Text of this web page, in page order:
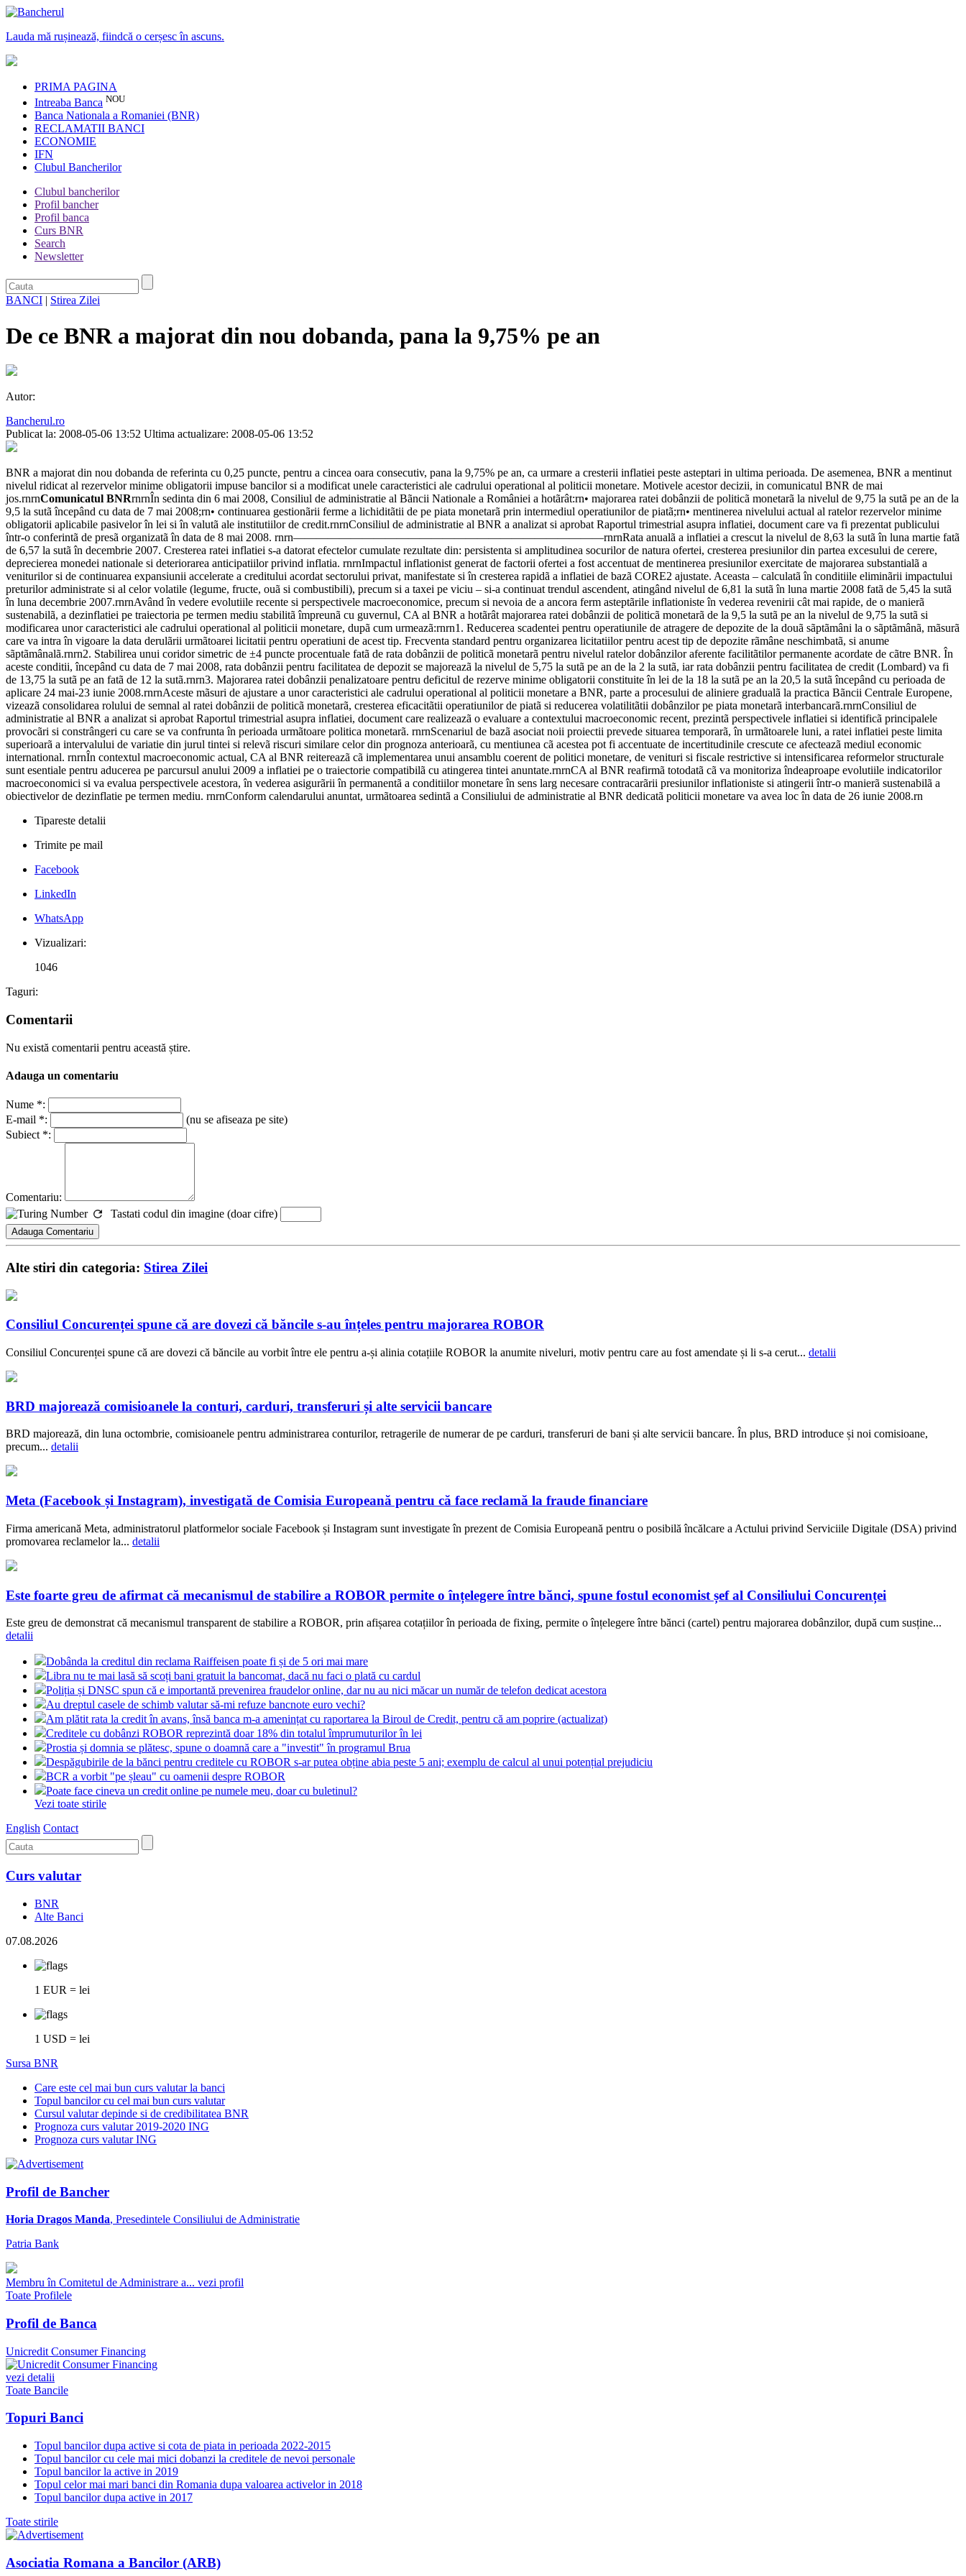
Lauda mă rușinează, fiindcă o cerșesc în ascuns.
PRIMA PAGINA
Intreaba Banca NOU
Banca Nationala a Romaniei (BNR)
RECLAMATII BANCI
ECONOMIE
IFN
Clubul Bancherilor
Clubul bancherilor
Profil bancher
Profil banca
Curs BNR
Search
Newsletter
BANCI | Stirea Zilei
De ce BNR a majorat din nou dobanda, pana la 9,75% pe an
Autor:
Bancherul.ro
Publicat la: 2008-05-06 13:52 Ultima actualizare: 2008-05-06 13:52
BNR a majorat din nou dobanda de referinta cu 0,25 puncte, pentru a cincea oara consecutiv, pana la 9,75% pe an, ca urmare a cresterii inflatiei peste asteptari in ultima perioada. De asemenea, BNR a mentinut
nivelul ridicat al rezervelor minime obligatorii impuse bancilor si a modificat unele caracteristici ale cadrului operational al politicii monetare. Motivele acestor decizii, in comunicatul BNR de mai
jos.rnrnComunicatul BNRrnrnÎn sedinta din 6 mai 2008, Consiliul de administratie al Bãncii Nationale a României a hotãrât:rn• majorarea ratei dobânzii de politicã monetarã la nivelul de 9,75 la sutã pe an de la
9,5 la sutã începând cu data de 7 mai 2008;rn• continuarea gestionãrii ferme a lichiditãtii de pe piata monetarã prin intermediul operatiunilor de piatã;rn• mentinerea nivelului actual al ratelor rezervelor minime
obligatorii aplicabile pasivelor în lei si în valutã ale institutiilor de credit.rnrnConsiliul de administratie al BNR a analizat si aprobat Raportul trimestrial asupra inflatiei, document care va fi prezentat publicului
într-o conferintã de presã organizatã în data de 8 mai 2008. rnrn———————————————————————————rnrnRata anualã a inflatiei a crescut la nivelul de 8,63 la sutã în luna martie fatã
de 6,57 la sutã în decembrie 2007. Cresterea ratei inflatiei s-a datorat efectelor cumulate rezultate din: persistenta si amplitudinea socurilor de natura ofertei, cresterea presiunilor din partea excesului de cerere,
deprecierea monedei nationale si deteriorarea anticipatiilor privind inflatia. rnrnImpactul inflationist generat de factorii ofertei a fost accentuat de mentinerea presiunilor exercitate de majorarea substantialã a
veniturilor si de continuarea expansiunii accelerate a creditului acordat sectorului privat, manifestate si în cresterea rapidã a inflatiei de bazã CORE2 ajustate. Aceasta – calculatã în conditiile eliminãrii impactului
preturilor administrate si al celor volatile (legume, fructe, ouã si combustibili), precum si a taxei pe viciu – si-a continuat trendul ascendent, atingând nivelul de 6,81 la sutã în luna martie 2008 fatã de 5,45 la sutã
în luna decembrie 2007.rnrnAvând în vedere evolutiile recente si perspectivele macroeconomice, precum si nevoia de a ancora ferm asteptãrile inflationiste în vederea revenirii cât mai rapide, de o manierã
sustenabilã, a dezinflatiei pe traiectoria pe termen mediu stabilitã împreunã cu guvernul, CA al BNR a hotãrât majorarea ratei dobânzii de politicã monetarã de la 9,5 la sutã pe an la nivelul de 9,75 la sutã si
modificarea unor caracteristici ale cadrului operational al politicii monetare, dupã cum urmeazã:rnrn1. Reducerea scadentei pentru operatiunile de atragere de depozite de la douã sãptãmâni la o sãptãmânã, mãsurã
care va intra în vigoare la data derulãrii urmãtoarei licitatii pentru operatiuni de acest tip. Frecventa standard pentru organizarea licitatiilor pentru acest tip de depozite rãmâne neschimbatã, si anume
sãptãmânalã.rnrn2. Stabilirea unui coridor simetric de ±4 puncte procentuale fatã de rata dobânzii de politicã monetarã pentru nivelul ratelor dobânzilor aferente facilitãtilor permanente acordate de cãtre BNR. În
aceste conditii, începând cu data de 7 mai 2008, rata dobânzii pentru facilitatea de depozit se majoreazã la nivelul de 5,75 la sutã pe an de la 2 la sutã, iar rata dobânzii pentru facilitatea de credit (Lombard) va fi
de 13,75 la sutã pe an fatã de 12 la sutã.rnrn3. Majorarea ratei dobânzii penalizatoare pentru deficitul de rezerve minime obligatorii constituite în lei de la 18 la sutã pe an la 20,5 la sutã începând cu perioada de
aplicare 24 mai-23 iunie 2008.rnrnAceste mãsuri de ajustare a unor caracteristici ale cadrului operational al politicii monetare a BNR, parte a procesului de aliniere gradualã la practica Bãncii Centrale Europene,
vizeazã consolidarea rolului de semnal al ratei dobânzii de politicã monetarã, cresterea eficacitãtii operatiunilor de piatã si reducerea volatilitãtii dobânzilor pe piata monetarã interbancarã.rnrnConsiliul de
administratie al BNR a analizat si aprobat Raportul trimestrial asupra inflatiei, document care realizeazã o evaluare a contextului macroeconomic recent, prezintã perspectivele inflatiei si identificã principalele
provocãri si constrângeri cu care se va confrunta în perioada urmãtoare politica monetarã. rnrnScenariul de bazã asociat noii proiectii prevede situarea temporarã, în urmãtoarele luni, a ratei inflatiei peste limita
superioarã a intervalului de variatie din jurul tintei si relevã riscuri similare celor din prognoza anterioarã, cu mentiunea cã acestea pot fi accentuate de incertitudinile crescute ce afecteazã mediul economic
international. rnrnÎn contextul macroeconomic actual, CA al BNR reitereazã cã implementarea unui ansamblu coerent de politici monetare, de venituri si fiscale restrictive si intensificarea reformelor structurale
sunt esentiale pentru aducerea pe parcursul anului 2009 a inflatiei pe o traiectorie compatibilã cu atingerea tintei anuntate.rnrnCA al BNR reafirmã totodatã cã va monitoriza îndeaproape evolutiile indicatorilor
macroeconomici si va evalua perspectivele acestora, în vederea asigurãrii în permanentã a conditiilor monetare în sens larg necesare contracarãrii presiunilor inflationiste si atingerii într-o manierã sustenabilã a
obiectivelor de dezinflatie pe termen mediu. rnrnConform calendarului anuntat, urmãtoarea sedintã a Consiliului de administratie al BNR dedicatã politicii monetare va avea loc în data de 26 iunie 2008.rn
Tipareste detalii
Trimite pe mail
Facebook
LinkedIn
WhatsApp
Vizualizari:
1046
Taguri:
Comentarii
Nu există comentarii pentru această știre.
Adauga un comentariu
Nume *:
E-mail *:
(nu se afiseaza pe site)
Subiect *:
Comentariu:
Tastati codul din imagine (doar cifre)
Alte stiri din categoria: Stirea Zilei
Consiliul Concurenței spune că are dovezi că băncile s-au înțeles pentru majorarea ROBOR
Consiliul Concurenței spune că are dovezi că băncile au vorbit între ele pentru a-și alinia cotațiile ROBOR la anumite niveluri, motiv pentru care au fost amendate și li s-a cerut... detalii
BRD majorează comisioanele la conturi, carduri, transferuri și alte servicii bancare
BRD majorează, din luna octombrie, comisioanele pentru administrarea conturilor, retragerile de numerar de pe carduri, transferuri de bani și alte servicii bancare. În plus, BRD introduce și noi comisioane,
precum... detalii
Meta (Facebook și Instagram), investigată de Comisia Europeană pentru că face reclamă la fraude financiare
Firma americană Meta, administratorul platformelor sociale Facebook și Instagram sunt investigate în prezent de Comisia Europeană pentru o posibilă încălcare a Actului privind Serviciile Digitale (DSA) privind
promovarea reclamelor la... detalii
Este foarte greu de afirmat că mecanismul de stabilire a ROBOR permite o înțelegere între bănci, spune fostul economist șef al Consiliului Concurenței
Este greu de demonstrat că mecanismul transparent de stabilire a ROBOR, prin afișarea cotațiilor în perioada de fixing, permite o înțelegere între bănci (cartel) pentru majorarea dobânzilor, după cum susține...
detalii
Dobânda la creditul din reclama Raiffeisen poate fi și de 5 ori mai mare
Libra nu te mai lasă să scoți bani gratuit la bancomat, dacă nu faci o plată cu cardul
Poliția și DNSC spun că e importantă prevenirea fraudelor online, dar nu au nici măcar un număr de telefon dedicat acestora
Au dreptul casele de schimb valutar să-mi refuze bancnote euro vechi?
Am plătit rata la credit în avans, însă banca m-a amenințat cu raportarea la Biroul de Credit, pentru că am poprire (actualizat)
Creditele cu dobânzi ROBOR reprezintă doar 18% din totalul împrumuturilor în lei
Prostia și domnia se plătesc, spune o doamnă care a "investit" în programul Brua
Despăgubirile de la bănci pentru creditele cu ROBOR s-ar putea obține abia peste 5 ani; exemplu de calcul al unui potențial prejudiciu
BCR a vorbit "pe șleau" cu oamenii despre ROBOR
Poate face cineva un credit online pe numele meu, doar cu buletinul?
Vezi toate stirile
English Contact
Curs valutar
BNR
Alte Banci
07.08.2026
1 EUR = lei
1 USD = lei
Sursa BNR
Care este cel mai bun curs valutar la banci
Topul bancilor cu cel mai bun curs valutar
Cursul valutar depinde si de credibilitatea BNR
Prognoza curs valutar 2019-2020 ING
Prognoza curs valutar ING
Profil de Bancher
Horia Dragos Manda, Presedintele Consiliului de Administratie
Patria Bank
Membru în Comitetul de Administrare a... vezi profil
Toate Profilele
Profil de Banca
Unicredit Consumer Financing
vezi detalii
Toate Bancile
Topuri Banci
Topul bancilor dupa active si cota de piata in perioada 2022-2015
Topul bancilor cu cele mai mici dobanzi la creditele de nevoi personale
Topul bancilor la active in 2019
Topul celor mai mari banci din Romania dupa valoarea activelor in 2018
Topul bancilor dupa active in 2017
Toate stirile
Asociatia Romana a Bancilor (ARB)